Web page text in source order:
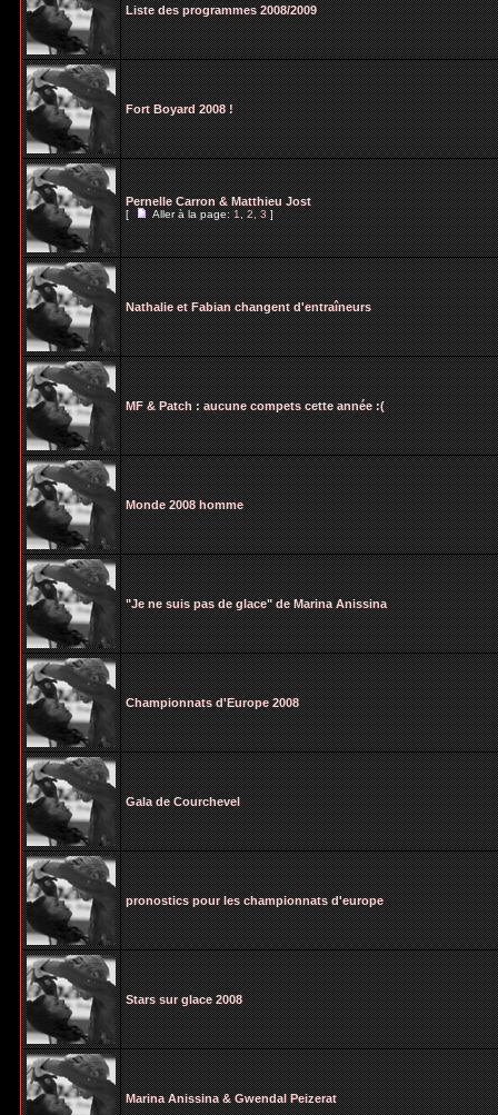
Liste des programmes 2008/2009
Fort Boyard 2008 !
Pernelle Carron & Matthieu Jost
[ Aller à la page:1,2,3]
Nathalie et Fabian changent d'entraîneurs
MF & Patch : aucune compets cette année :(
Monde 2008 homme
"Je ne suis pas de glace" de Marina Anissina
Championnats d'Europe 2008
Gala de Courchevel
pronostics pour les championnats d'europe
Stars sur glace 2008
Marina Anissina & Gwendal Peizerat